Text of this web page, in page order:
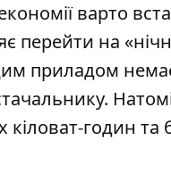
варто
перейти на
приладом
кіловат-годин